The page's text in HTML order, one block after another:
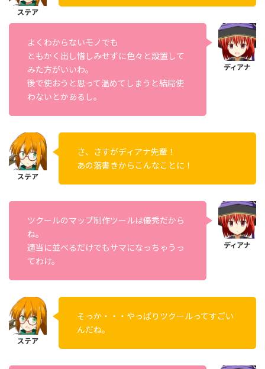
よくわからないモノでも
ともかく出し惜しみせずに色々と設置して
みた方がいいわ。
後で使おうと思って温めてしまうと結局使
わないとかあるし。
さ、さすがディアナ先輩！
あの落書きからこんなことに！
ツクールのマップ制作ツールは優秀だから
ね。
適当に並べるだけでもサマになっちゃうっ
てわけ。
そっか・・・やっぱりツクールってすごい
んだね。